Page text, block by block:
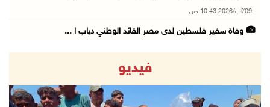
09/آب/2026 10:43 ص
وفاة سفير فلسطين لدى مصر القائد الوطني دياب ا ...
الاحتلال يستولي على منزل في عرابة جنوب جنين و ...
09/آب/2026 10:32 ص
فيديو